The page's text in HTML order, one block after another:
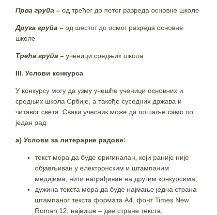
Прва гpyпa – од трећег до петог разреда основне школе
Друга група – од шестог до осмог разреда основне
школе
Трећа група – ученици средњих школа
III. Услови конкурса
У конкурсу могу да узму учешће ученици основних и
средњих школа Србије, а такође суседних држава и
читавог света. Сваки учесник може да пошаље само по
један рад.
a) Услови за литерарне радове:
текст мора да буде оригиналан, који раније није
објављиван у електронским и штампаним
медијима, нити награђиван на другим конкурсима;
дужина текста мора да буде најмање једна страна
штампаног текста формата А4, фонт Times New
Roman 12, највише – две стране текста;